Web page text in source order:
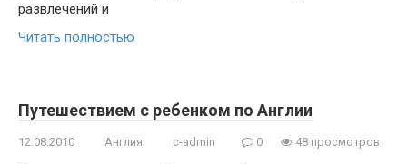
развлечений и
Читать полностью
Путешествием с ребенком по Англии
12.08.2010 Англия c-admin 0 48 просмотров